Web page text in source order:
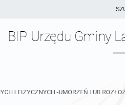
BIP Urzędu Gminy
I FIZYCZNYCH -UMORZEŃ LUB